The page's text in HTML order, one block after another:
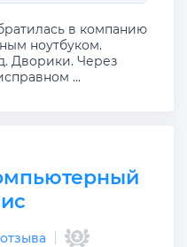
в компанию
ноутбуком.
Дворики. Через
...